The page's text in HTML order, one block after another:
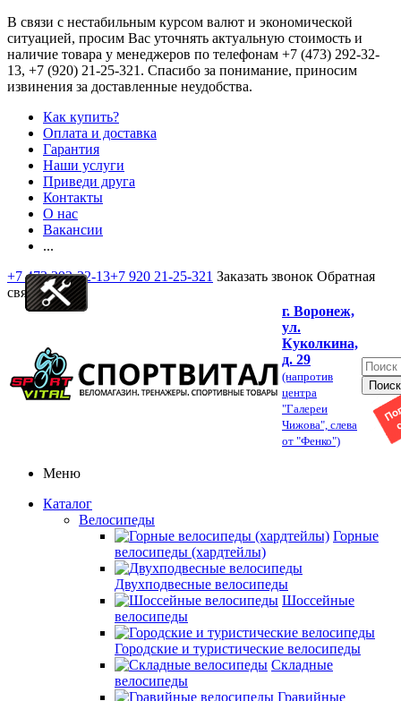
В связи с нестабильным курсом валют и экономической
ситуацией, просим Вас уточнять актуальную стоимость и
наличие товара у менеджеров по телефонам +7 (473) 292-32-
13, +7 (920) 21-25-321 . Спасибо за понимание, приносим
извинения за доставленные неудобства.
Как купить?
Оплата и доставка
Гарантия
Наши услуги
Приведи друга
Контакты
О нас
Вакансии
...
+7 473 292-32-13+7 920 21-25-321 Заказать звонок Обратная
связь
г. Воронеж,
ул.
Куколкина,
д. 29
(напротив
центра
"Галереи
Чижова", слева
от "Фенко")
Меню
Каталог
Велосипеды
Горные
велосипеды (хардтейлы)
Двухподвесные велосипеды
Шоссейные
велосипеды
Городские и туристические велосипеды
Складные
велосипеды
Гравийные